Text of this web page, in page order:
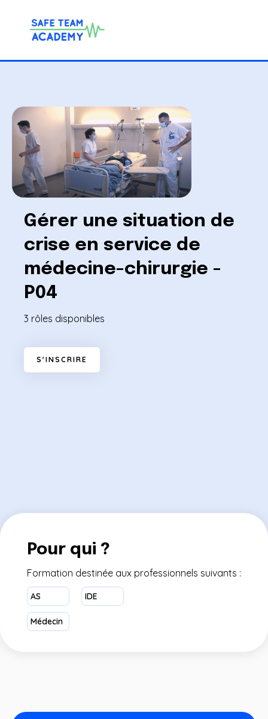
Gérer une situation de
crise en service de
médecine-chirurgie -
P04
3 rôles disponibles
S ' INS CRIRE
Pour qui ?
Formation destinée aux professionnels suivants :
AS IDE
Médecin